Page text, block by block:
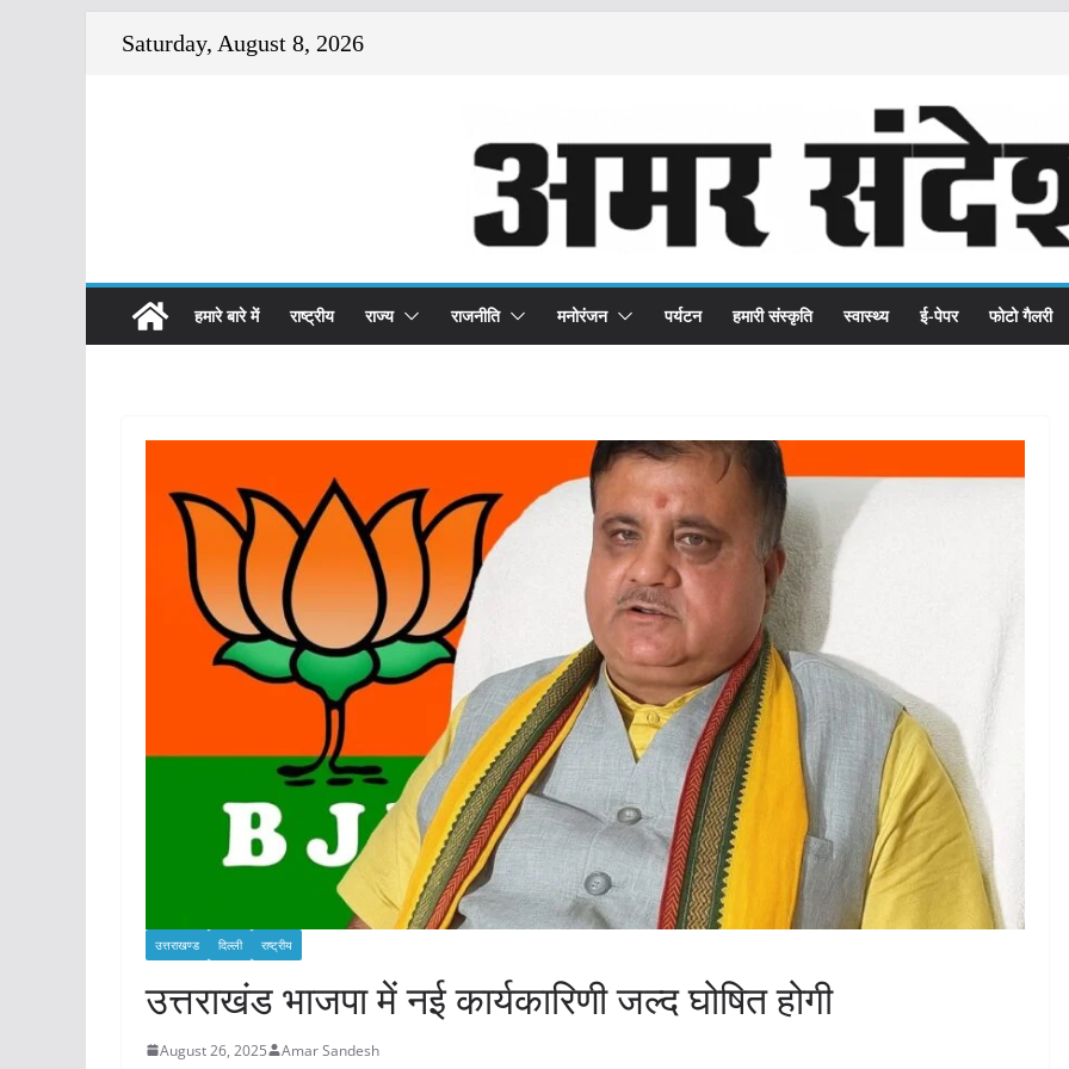
Saturday, August 8, 2026
हमारे बारे में राष्ट्रीय राज्य राजनीति मनोरंजन पर्यटन हमारी संस्कृति स्वास्थ्य ई-पेपर फोटो गैलरी
उत्तराखण्ड दिल्ली राष्ट्रीय
उत्तराखंड भाजपा में नई कार्यकारिणी जल्द घोषित होगी
August 26, 2025 Amar Sandesh